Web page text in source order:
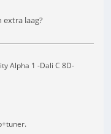
extra laag?
Alpha 1 -Dali C 8D-